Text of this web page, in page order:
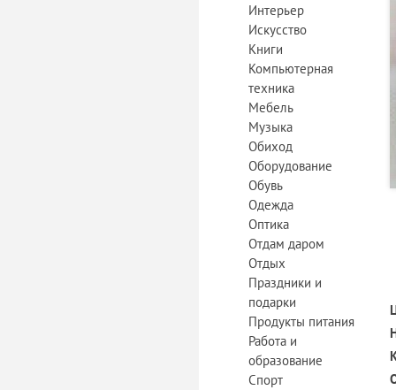
Интерьер
Искусство
Книги
Компьютерная
техника
Мебель
Музыка
Обиход
Оборудование
Обувь
Одежда
Оптика
Отдам даром
Отдых
Праздники и
подарки
Продукты питания
Работа и
образование
Спорт